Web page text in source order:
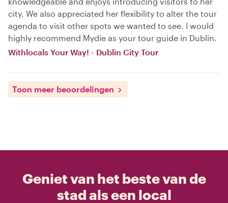
city. We also appreciated her flexibility to alter the tour
agenda to visit other spots we wanted to see. I would
highly recommend Mydie as your tour guide in Dublin.
Withlocals Your Way! - Dublin City Tour
Toon meer beoordelingen
Geniet van het beste van de
stad als een local